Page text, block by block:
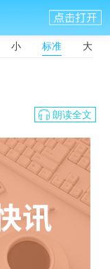
小 标准 大
朗读全文